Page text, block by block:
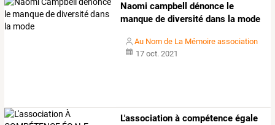
Naomi campbell dénonce le
manque de diversité dans la mode
Au Nom de La Mémoire association
17 oct. 2021
L'association à compétence égale